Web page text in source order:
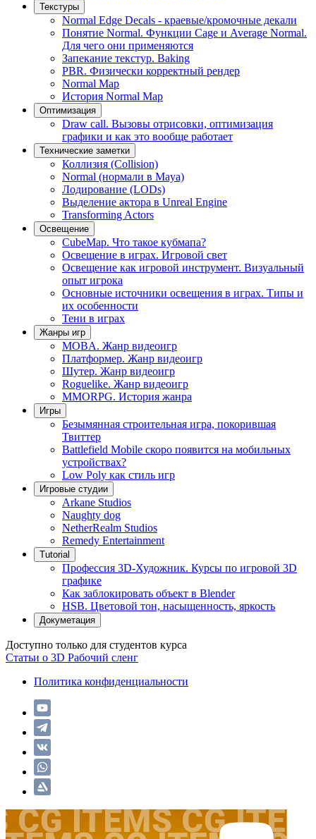
Текстуры
Normal Edge Decals - краевые/кромочные декали
Понятие Normal. Функции Cage и Average Normal.
Для чего они применяются
Запекание текстур. Baking
PBR. Физически корректный рендер
Normal Map
История Normal Map
Оптимизация
Draw call. Вызовы отрисовки, оптимизация
графики и как это вообще работает
Технические заметки
Коллизия (Collision)
Normal (нормали в Maya)
Лодирование (LODs)
Выделение актора в Unreal Engine
Transforming Actors
Освещение
CubeMap. Что такое кубмапа?
Освещение в играх. Игровой свет
Освещение как игровой инструмент. Визуальный
опыт игрока
Основные источники освещения в играх. Типы и
их особенности
Тени в играх
Жанры игр
MOBA. Жанр видеоигр
Платформер. Жанр видеоигр
Шутер. Жанр видеоигр
Roguelike. Жанр видеоигр
MMORPG. История жанра
Игры
Безымянная строительная игра, покорившая
Твиттер
Battlefield Mobile скоро появится на мобильных
устройствах?
Low Poly как стиль игр
Игровые студии
Arkane Studios
Naughty dog
NetherRealm Studios
Remedy Entertainment
Tutorial
Профессия 3D-Художник. Курсы по игровой 3D
графике
Как заблокировать объект в Blender
HSB. Цветовой тон, насыщенность, яркость
Докуметация
Доступно только для студентов курса
Статьи о 3D Рабочий сленг
Политика конфиденциальности